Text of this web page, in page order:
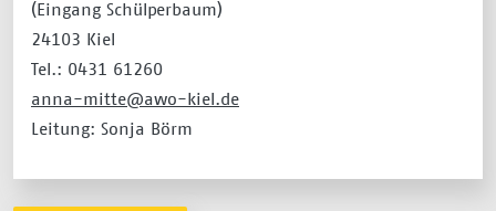
(Eingang Schülperbaum)
24103 Kiel
Tel.: 0431 61260
anna-mitte@awo-kiel.de
Leitung: Sonja Börm